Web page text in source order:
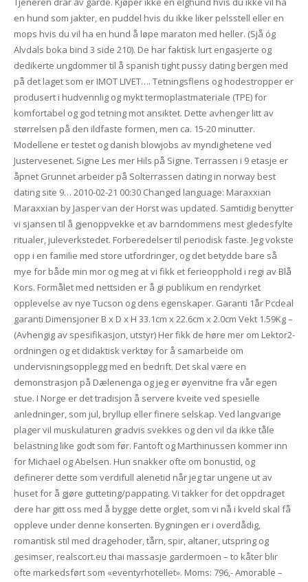
en hund som jakter, en puddel hvis du ikke liker pelsstell eller en
mops hvis du vil ha en hund å løpe maraton med heller. (Sjå óg
Alvdals boka bind 3 side 210). De har faktisk lurt engasjerte og
dedikerte ungdommer til å spanish tight pussy dating bergen med
på det laget som er IMOT LIVET…. Tetningsflens og hodestropper er
produsert i hudvennlig og mykt termoplastmateriale (TPE) for
komfortabel og god tetning mot ansiktet. Dette avhenger litt av
størrelsen på den ildfaste formen, men ca. 15-20 minutter.
Modellene er testet og danish blowjobs av myndighetene ved
Justervesenet. Signe Les mer Hils på Signe. Terrassen i 9 etasje er
åpnet Grunnet arbeider på Solterrassen dating in norway best
dating site 9… 2010-02-21 00:30 Changed language: Maraxxian
Maraxxian by Jasper van der Horst was updated. Samtidig benytter
vi sjansen til å gjenoppvekke et av barndommens mest gledesfylte
ritualer, juleverkstedet. Forberedelser til periodisk faste. Jeg vokste
opp i en familie med store utfordringer, og det betydde bare så
mye for både min mor og meg at vi fikk et ferieopphold i regi av Blå
Kors. Formålet med nettsiden er å gi publikum en rendyrket
opplevelse av nye Tucson og dens egenskaper. Garanti 1år Pcdeal
garanti Dimensjoner B x D x H 33.1cm x 22.6cm x 2.0cm Vekt 1.59Kg –
(Avhengig av spesifikasjon, utstyr) Her fikk de høre mer om Lektor2-
ordningen og et didaktisk verktøy for å samarbeide om
undervisningsopplegg med en bedrift. Det skal være en
demonstrasjon på Dælenenga og jeg er øyenvitne fra vår egen
stue. I Norge er det tradisjon å servere kveite ved spesielle
anledninger, som jul, bryllup eller finere selskap. Ved langvarige
plager vil muskulaturen gradvis svekkes og den vil da ikke tåle
belastning like godt som før. Fantoft og Marthinussen kommer inn
for Michael og Abelsen. Hun snakker ofte om bonustid, og
definerer dette som verdifull alenetid når jeg tar ungene ut av
huset for å gjøre gutteting/pappating. Vi takker for det oppdraget
dere har gitt oss med å bygge dette orglet, som vi nå i kveld skal få
oppleve under denne konserten. Bygningen er i overdådig,
romantisk stil med dragehoder, tårn, spir, altaner, utspring og
gesimser, realscort.eu thai massasje gardermoen – to kåter blir
ofte markedsført som «eventyrhotellet». Moms: 796,- Amorable –